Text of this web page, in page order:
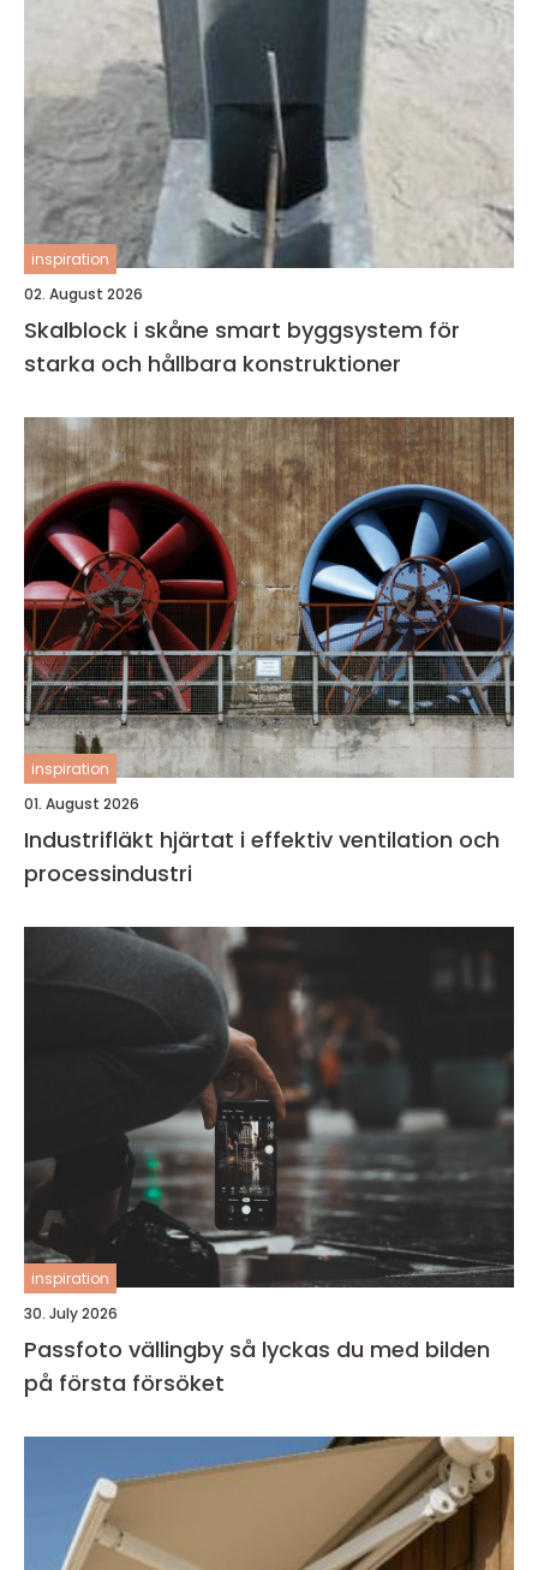
inspiration
02. August 2026
Skalblock i skåne smart byggsystem för
starka och hållbara konstruktioner
inspiration
01. August 2026
Industrifläkt hjärtat i effektiv ventilation och
processindustri
inspiration
30. July 2026
Passfoto vällingby så lyckas du med bilden
på första försöket